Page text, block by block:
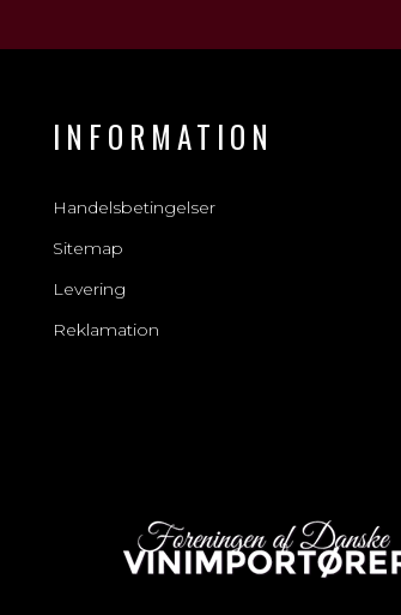
INFORMATION
Handelsbetingelser
Sitemap
Levering
Reklamation